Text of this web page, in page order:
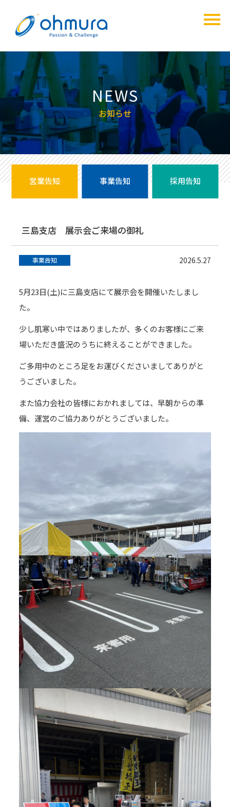
NEWS
お知らせ
営業告知 事業告知 採用告知
三島支店 展示会ご来場の御礼
事業告知 2026.5.27
5月23日(土)に三島支店にて展示会を開催いたしまし
た。
少し肌寒い中ではありましたが、多くのお客様にご来
場いただき盛況のうちに終えることができました。
ご多用中のところ足をお運びくださいましてありがと
うございました。
また協力会社の皆様におかれましては、早朝からの準
備、運営のご協力ありがとうございました。